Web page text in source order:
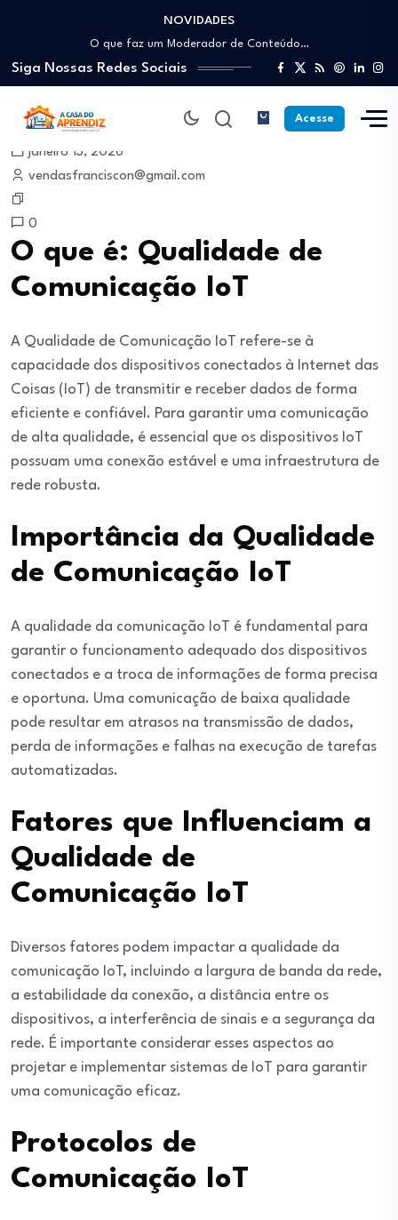
NOVIDADES
Como trabalhar como Estoquista: O guia para…
O que faz um Moderador de Conteúdo…
Como ser um Afiliado de Sucesso trabalhando…
Como dar Aulas Particulares Online e viver…
Profissão Instalador Solar: Como entrar no mercado…
Como trabalhar como Estoquista: O guia para…
O que faz um Moderador de Conteúdo…
Como ser um Afiliado de Sucesso trabalhando…
Siga Nossas Redes Sociais
Acesse
janeiro 13, 2026
vendasfranciscon@gmail.com
0
O que é: Qualidade de
Comunicação IoT
A Qualidade de Comunicação IoT refere-se à
capacidade dos dispositivos conectados à Internet das
Coisas (IoT) de transmitir e receber dados de forma
eficiente e confiável. Para garantir uma comunicação
de alta qualidade, é essencial que os dispositivos IoT
possuam uma conexão estável e uma infraestrutura de
rede robusta.
Importância da Qualidade
de Comunicação IoT
A qualidade da comunicação IoT é fundamental para
garantir o funcionamento adequado dos dispositivos
conectados e a troca de informações de forma precisa
e oportuna. Uma comunicação de baixa qualidade
pode resultar em atrasos na transmissão de dados,
perda de informações e falhas na execução de tarefas
automatizadas.
Fatores que Influenciam a
Qualidade de
Comunicação IoT
Diversos fatores podem impactar a qualidade da
comunicação IoT, incluindo a largura de banda da rede,
a estabilidade da conexão, a distância entre os
dispositivos, a interferência de sinais e a segurança da
rede. É importante considerar esses aspectos ao
projetar e implementar sistemas de IoT para garantir
uma comunicação eficaz.
Protocolos de
Comunicação IoT